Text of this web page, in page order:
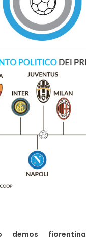
demos fiorentina